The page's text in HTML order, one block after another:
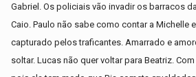
Gabriel. Os policiais vão invadir os barracos
Caio. Paulo não sabe como contar a Michelle
capturado pelos traficantes. Amarrado e
soltar. Lucas não quer voltar para Beatriz.